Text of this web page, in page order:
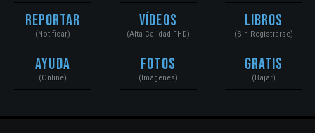
Reportar
(Notificar)
Ayuda
(Online)
Vídeos
(Alta Calidad FHD)
Fotos
(Imágenes)
Libros
(Sin Registrarse)
Gratis
(Bajar)